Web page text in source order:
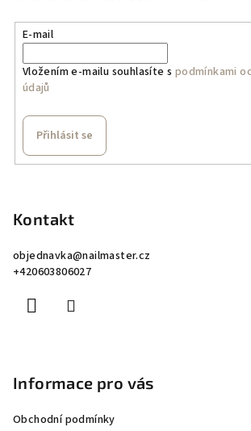
E-mail
Vložením e-mailu souhlasíte s podmínkami
údajů
Přihlásit se
Kontakt
objednavka@nailmaster.cz
+420603806027
Informace pro vás
Obchodní podmínky